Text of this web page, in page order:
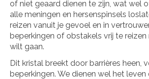
of niet geaard dienen te zijn, wat wel
alle meningen en hersenspinsels
reizen vanuit je gevoel en in
beperkingen of obstakels vrij te reizen
wilt gaan.
Dit kristal breekt door barrières heen,
beperkingen. We dienen wel het